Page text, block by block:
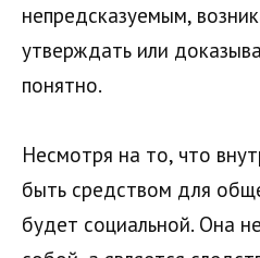
непредсказуемым,
утверждать или
понятно.
Несмотря на то, что
быть средством для
будет социальной. Она